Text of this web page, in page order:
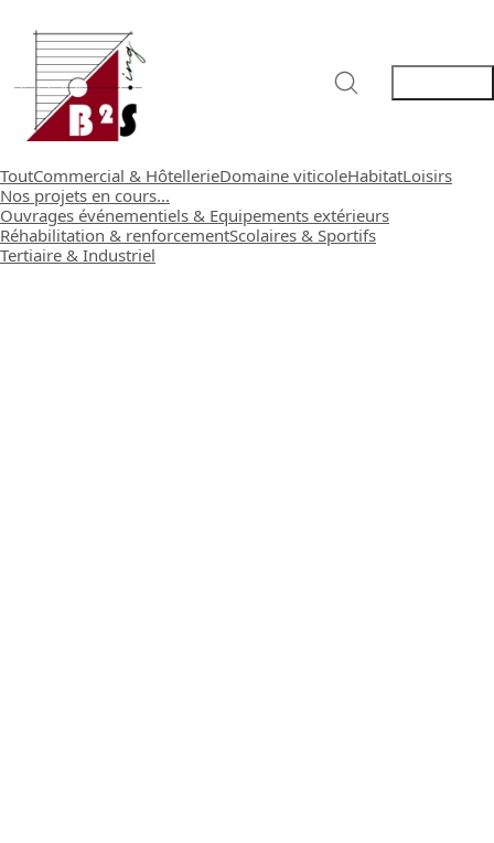
ToutCommercial & HôtellerieDomaine viticoleHabitatLoisirs
Nos projets en cours...
Ouvrages événementiels & Equipements extérieurs
Réhabilitation & renforcementScolaires & Sportifs
Tertiaire & Industriel